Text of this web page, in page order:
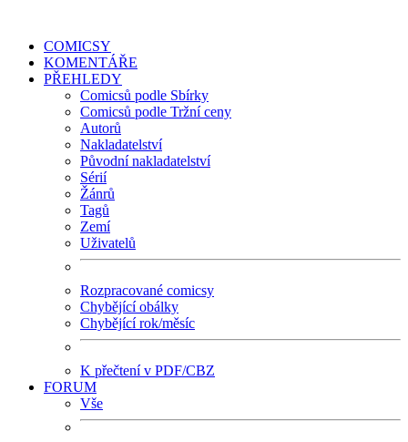
COMICSY
KOMENTÁŘE
PŘEHLEDY
Comicsů podle Sbírky
Comicsů podle Tržní ceny
Autorů
Nakladatelství
Původní nakladatelství
Sérií
Žánrů
Tagů
Zemí
Uživatelů
Rozpracované comicsy
Chybějící obálky
Chybějící rok/měsíc
K přečtení v PDF/CBZ
FORUM
Vše